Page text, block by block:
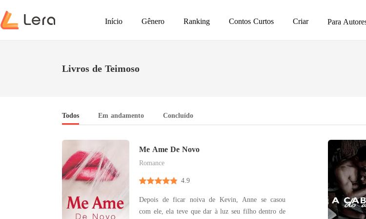
Início Gênero Ranking Contos Curtos Criar Para
Livros de Teimoso
Todos Em andamento Concluído
Me Ame De Novo
Romance
4.9
Depois de ficar noiva de Kevin, Anne se casou
com ele, ela teve que dar à luz seu filho dentro de